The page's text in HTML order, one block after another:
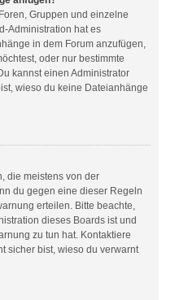
Gruppen und einzelne
Administration hat es
in dem Forum anzufügen,
oder nur bestimmte
kannst einen Administrator
wieso du keine Dateianhänge
die meistens von der
du gegen eine dieser Regeln
erteilen. Bitte beachte,
dieses Boards ist und
zu tun hat. Kontaktiere
sicher bist, wieso du verwarnt